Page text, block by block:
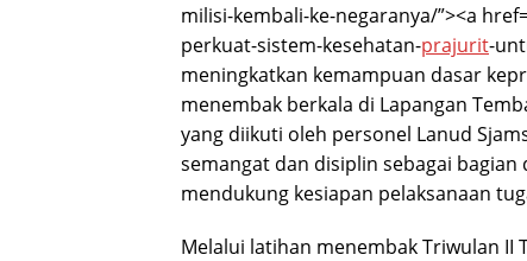
milisi-kembali-ke-negaranya/”><a
perkuat-sistem-kesehatan-prajurit-
meningkatkan kemampuan dasar
menembak berkala di Lapangan
yang diikuti oleh personel Lanud
semangat dan disiplin sebagai
mendukung kesiapan pelaksanaan
Melalui latihan menembak Triwulan II